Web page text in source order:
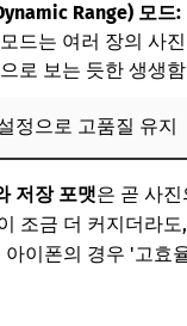
형을 이용한 시선 유
뜨는 꿀정보! 놓치
인 코드 WRVE6
워와 블루 아워의
순광, 측광의 특징과
Range) 모드:
드는 여러 장의 사
로 보는 듯한 생생
정으로 고품질 유지
저장 포맷은 곧 사
조금 더 커지더라
아이폰의 경우 '고효